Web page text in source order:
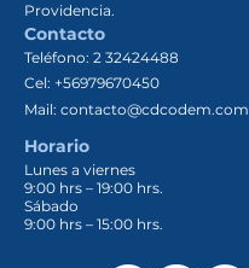
Providencia.
Contacto
Teléfono: 2 32424488
Cel: +56979670450
Mail: contacto@cdcodem.com
Horario
Lunes a viernes
Sábado
9:00 hrs – 19:00 hrs.
9:00 hrs – 15:00 hrs.